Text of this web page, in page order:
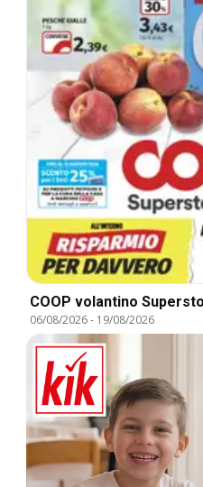
COOP volantino
06/08/2026- 19/08/2026